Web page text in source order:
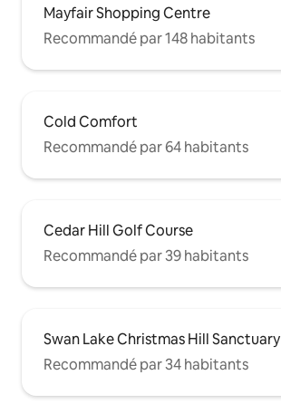
Mayfair Shopping Centre
Recommandé par 148 habitants
Cold Comfort
Recommandé par 64 habitants
Cedar Hill Golf Course
Recommandé par 39 habitants
Swan Lake Christmas Hill Sanctuary
Recommandé par 34 habitants